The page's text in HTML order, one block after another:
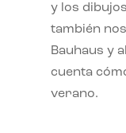
y los
también
Bauhaus y
cuenta
verano.